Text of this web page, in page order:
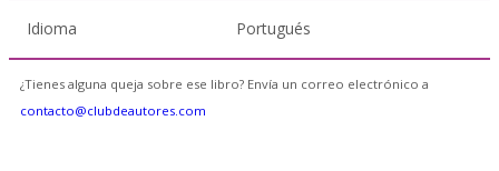
Idioma Portugués
¿Tienes alguna queja sobre ese libro? Envía un correo electrónico a
contacto@clubdeautores.com